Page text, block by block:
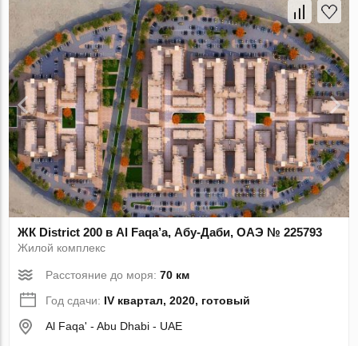
ЖК District 200 в Al Faqa’a, Абу-Даби, ОАЭ № 225793
Жилой комплекс
Расстояние до моря:70 км
Год сдачи: IV квартал, 2020, готовый
Al Faqa' - Abu Dhabi - UAE